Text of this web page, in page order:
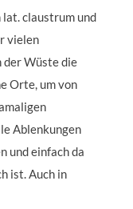
claustrum und
vielen
der Wüste die
Orte, um von
Ablenkungen
und einfach da
ist. Auch in